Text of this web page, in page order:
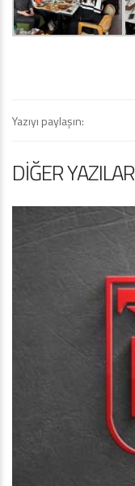
Yazıyı paylaşın:
DIĞER YAZILAR